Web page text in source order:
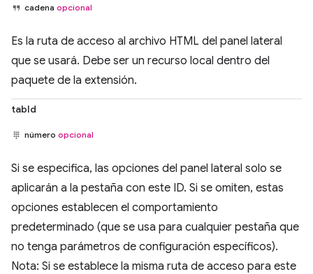
cadena opcional
Es la ruta de acceso al archivo HTML del panel lateral
que se usará. Debe ser un recurso local dentro del
paquete de la extensión.
tabId
número opcional
Si se especifica, las opciones del panel lateral solo se
aplicarán a la pestaña con este ID. Si se omiten, estas
opciones establecen el comportamiento
predeterminado (que se usa para cualquier pestaña que
no tenga parámetros de configuración específicos).
Nota: Si se establece la misma ruta de acceso para este